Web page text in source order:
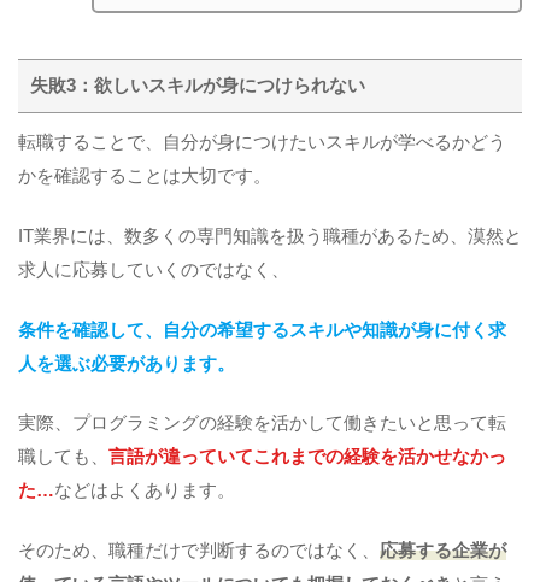
失敗3：欲しいスキルが身につけられない
転職することで、自分が身につけたいスキルが学べるかどう
かを確認することは大切です。
IT業界には、数多くの専門知識を扱う職種があるため、漠然と
求人に応募していくのではなく、
条件を確認して、自分の希望するスキルや知識が身に付く求
人を選ぶ必要があります。
実際、プログラミングの経験を活かして働きたいと思って転
職しても、 言語が違っていてこれまでの経験を活かせなかっ
た…などはよくあります。
そのため、職種だけで判断するのではなく、 応募する企業が